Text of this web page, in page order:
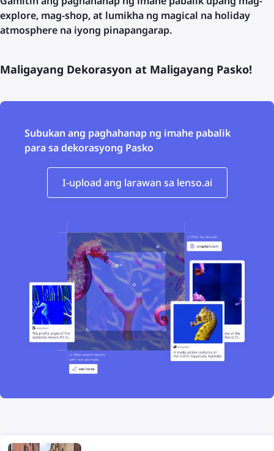
explore, mag-shop, at lumikha ng magical na holiday
atmosphere na iyong pinapangarap.
Maligayang Dekorasyon at Maligayang Pasko!
Subukan ang paghahanap ng imahe pabalik
para sa dekorasyong Pasko
I-upload ang larawan sa lenso.ai